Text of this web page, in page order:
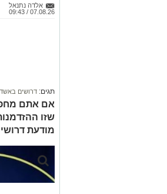
אלדה נתנאל
07.08.26 / 09:43
תגים: דרושים
אם אתם
שזו
מודעת